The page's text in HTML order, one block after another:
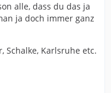
alle, dass du das ja
ja doch immer ganz
Schalke, Karlsruhe etc.